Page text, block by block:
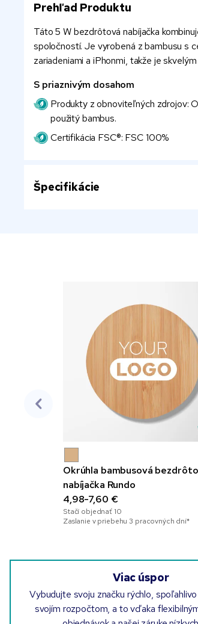
Prehľad Produktu
Táto 5 W bezdrôtová nabíjačka
spoločností. Je vyrobená z bambusu s
zariadeniami a iPhonmi, takže je
S priaznivým dosahom
Produkty z obnoviteľných zdrojov:
použitý bambus.
Certifikácia FSC®: FSC 100%
Špecifikácie
Okrúhla bambusová
nabíjačka Rundo
4,98-7,60 €
Stačí objednať 10
Zaslanie v priebehu 3 pracovných dní*
Viac úspor
Vybudujte svoju značku rýchlo,
svojím rozpočtom, a to vďaka